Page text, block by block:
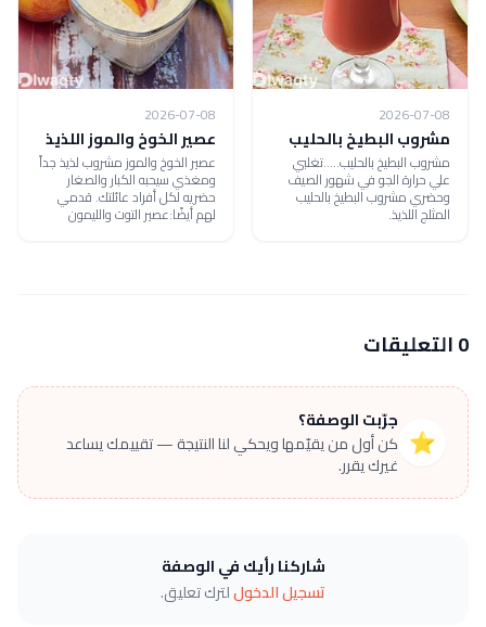
2026-07-08
مشروب البطيخ بالحليب
مشروب البطيخ بالحليب.....تغلبي
علي حرارة الجو في شهور الصيف
وحضري مشروب البطيخ بالحليب
المثلج اللذيذ.
2026-07-08
عصير الخوخ والموز اللذيذ
عصير الخوخ والموز مشروب لذيذ جداً
ومغذي سيحبه الكبار والصغار
حضريه لكل أفراد عائلتك. قدمي
لهم أيضًا:عصير التوت والليمون
0 التعليقات
⭐
جرّبت الوصفة؟
كن أول من يقيّمها ويحكي لنا النتيجة — تقييمك يساعد
غيرك يقرر.
شاركنا رأيك في الوصفة
تسجيل الدخوللترك تعليق.